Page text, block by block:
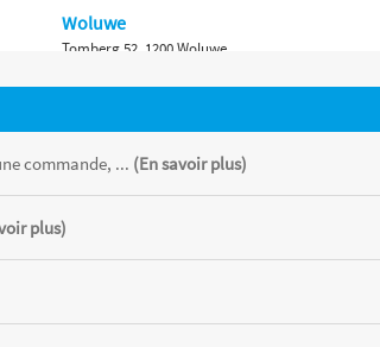
commande, ... (En savoir plus)
plus)
Woluwe
Tomberg 52, 1200 Woluwe
Namur